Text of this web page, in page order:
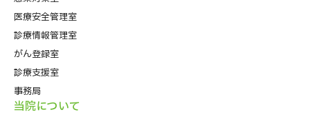
医療安全管理室
診療情報管理室
がん登録室
診療支援室
事務局
当院について